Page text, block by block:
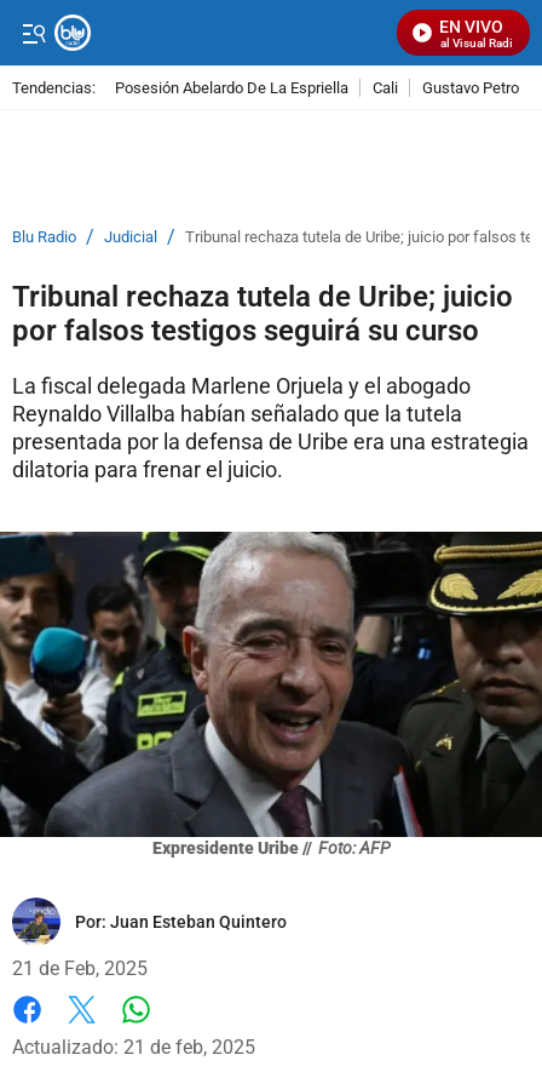
EN VIVO
Señal Visual Radio
Tendencias: Posesión Abelardo De La Espriella Cali Gustavo Petro
Blu Radio / Judicial / Tribunal rechaza tutela de Uribe; juicio por falsos
Tribunal rechaza tutela de Uribe; juicio
por falsos testigos seguirá su curso
La fiscal delegada Marlene Orjuela y el abogado
Reynaldo Villalba habían señalado que la tutela
presentada por la defensa de Uribe era una estrategia
dilatoria para frenar el juicio.
Expresidente Uribe // Foto: AFP
Por: Juan Esteban Quintero
21 de Feb, 2025
Facebook
X
Actualizado: 21 de feb, 2025